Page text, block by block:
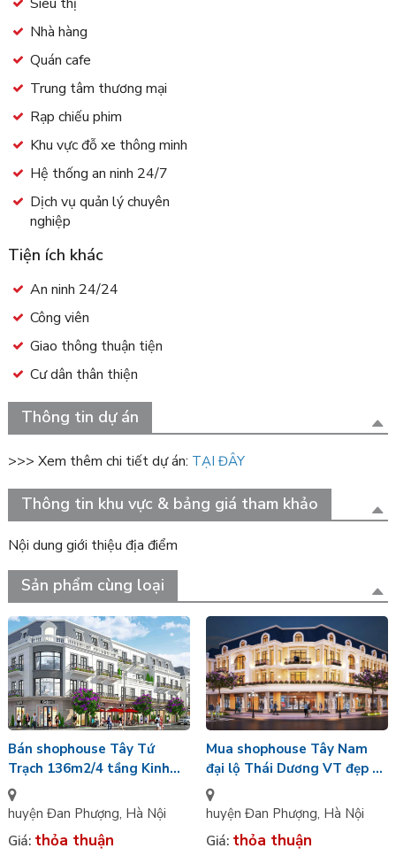
Nhà hàng
Quán cafe
Trung tâm thương mại
Rạp chiếu phim
Khu vực đỗ xe thông minh
Hệ thống an ninh 24/7
Dịch vụ quản lý chuyên
nghiệp
Tiện ích khác
An ninh 24/24
Công viên
Giao thông thuận tiện
Cư dân thân thiện
Thông tin dự án
>>> Xem thêm chi tiết dự án: TẠI ĐÂY
Thông tin khu vực & bảng giá tham khảo
Nội dung giới thiệu địa điểm
Sản phẩm cùng loại
Bán shophouse Tây Tứ
Trạch 136m2/4 tầng Kinh
doanh tốt mặt đường Đại
Lộ Ban Mai Vin Wonder City
huyện Đan Phượng, Hà Nội
Giá: thỏa thuận
Mua shophouse Tây Nam
đại lộ Thái Dương VT đẹp để
kinh doanh hoàn thiện bên
ngoài Vin Wonder City
huyện Đan Phượng, Hà Nội
Giá: thỏa thuận